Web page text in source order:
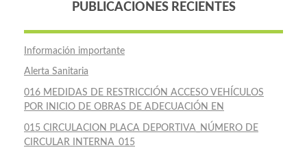
PUBLICACIONES RECIENTES
Información importante
Alerta Sanitaria
016 MEDIDAS DE RESTRICCIÓN ACCESO VEHÍCULOS
POR INICIO DE OBRAS DE ADECUACIÓN EN
015 CIRCULACION PLACA DEPORTIVA_NÚMERO DE
CIRCULAR INTERNA_015